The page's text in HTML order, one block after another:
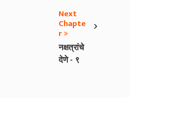
›
Next
Chapte
r
नक्षत्रांचे
देणे - ९